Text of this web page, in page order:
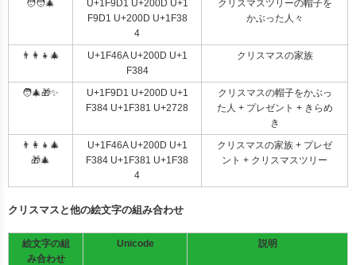
🧑‍🧑‍🎄
U+1F9D1 U+200D U+1
F9D1 U+200D U+1F38
4
クリスマスツリーの帽子を
かぶった人々
👨‍👩‍👧‍🎄
U+1F46A U+200D U+1
F384
クリスマスの家族
🧑‍🎄🎁✨
U+1F9D1 U+200D U+1
F384 U+1F381 U+2728
クリスマスの帽子をかぶっ
た人 + プレゼント + きらめ
き
👨‍👩‍👧‍🎄
🎁🎄
U+1F46A U+200D U+1
F384 U+1F381 U+1F38
4
クリスマスの家族 + プレゼ
ント + クリスマスツリー
クリスマスと他の絵文字の組み合わせ
絵文字の組
み合わせ
Unicode 説明